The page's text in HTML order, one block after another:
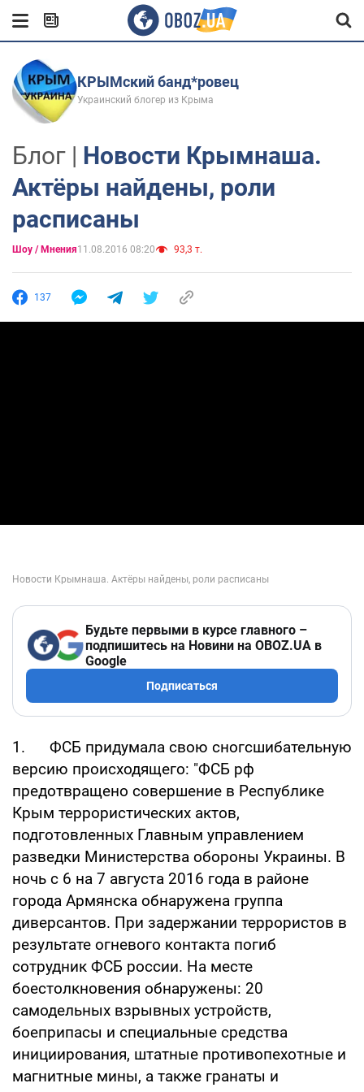
КРЫМский банд*ровец
Украинский блогер из Крыма
Блог | Новости Крымнаша.
Актёры найдены, роли
расписаны
Шоу / Мнения11.08.2016 08:20 93,3 т.
137
Будьте первыми в курсе главного –
подпишитесь на Новини на OBOZ.UA в
Google
Подписаться
1. ФСБ придумала свою сногсшибательную
версию происходящего: "ФСБ рф
предотвращено совершение в Республике
Крым террористических актов,
подготовленных Главным управлением
разведки Министерства обороны Украины. В
ночь с 6 на 7 августа 2016 года в районе
города Армянска обнаружена группа
диверсантов. При задержании террористов в
результате огневого контакта погиб
сотрудник ФСБ россии. На месте
боестолкновения обнаружены: 20
самодельных взрывных устройств,
боеприпасы и специальные средства
инициирования, штатные противопехотные и
магнитные мины, а также гранаты и